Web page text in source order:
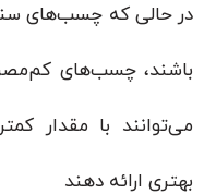
در حالی که چسب‌های
باشند، چسب‌های
می‌توانند با مقدار
بهتری ارائه دهند